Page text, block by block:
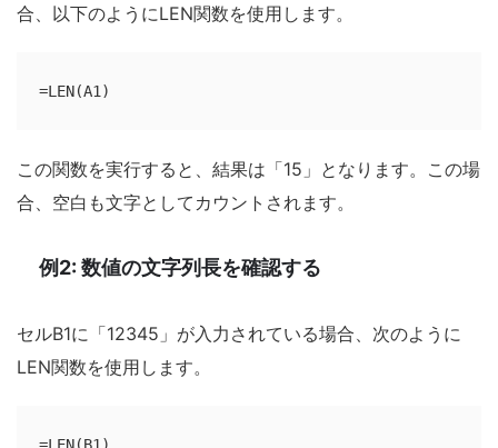
合、以下のようにLEN関数を使用します。
=LEN(A1)
この関数を実行すると、結果は「15」となります。この場
合、空白も文字としてカウントされます。
例2: 数値の文字列長を確認する
セルB1に「12345」が入力されている場合、次のように
LEN関数を使用します。